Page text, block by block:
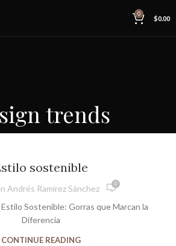
0
$0.00
trends
sostenible
Andrés Ramírez Sánchez 0
Sostenible: Gorras que Marcan la
Diferencia
CONTINUE READING